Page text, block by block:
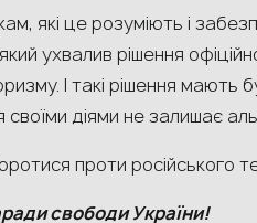
які це розуміють і
ухвалив рішення
І такі рішення мають
своїми діями не залишає
проти російського
свободи України!